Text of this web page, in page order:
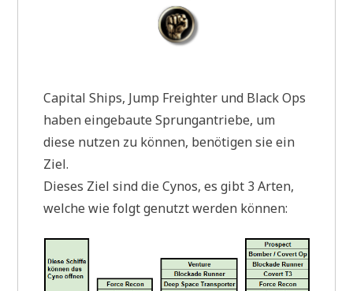
Capital Ships, Jump Freighter und Black Ops
haben eingebaute Sprungantriebe, um
diese nutzen zu können, benötigen sie ein
Ziel.
Dieses Ziel sind die Cynos, es gibt 3 Arten,
welche wie folgt genutzt werden können: